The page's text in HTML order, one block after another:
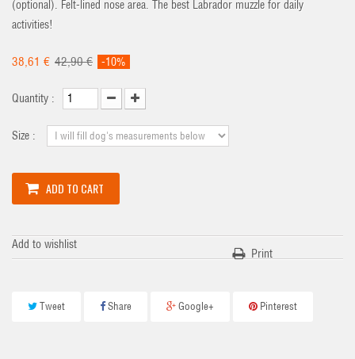
(optional). Felt-lined nose area. The best Labrador muzzle for daily
activities!
38,61 € 42,90 € -10%
Quantity :
Size :
ADD TO CART
Add to wishlist
Print
Tweet Share Google+ Pinterest